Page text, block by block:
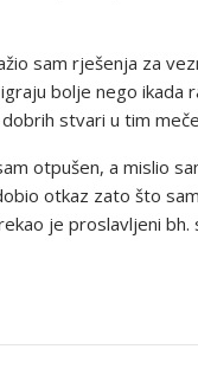
sam rješenja za
bolje nego ikada
stvari u tim
otpušen, a mislio
otkaz zato što
je proslavljeni bh.